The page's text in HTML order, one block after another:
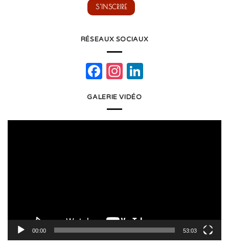
RÉSEAUX SOCIAUX
Facebook
Instagram
GALERIE VIDÉO
00:00 53:03